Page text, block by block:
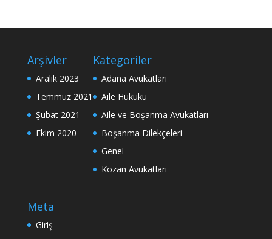
Arşivler
Aralık 2023
Temmuz 2021
Şubat 2021
Ekim 2020
Kategoriler
Adana Avukatları
Aile Hukuku
Aile ve Boşanma Avukatları
Boşanma Dilekçeleri
Genel
Kozan Avukatları
Meta
Giriş